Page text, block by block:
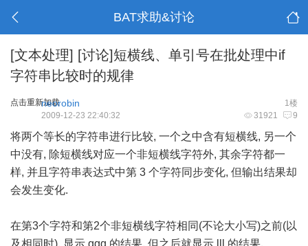
BAT求助&讨论
[文本处理] [讨论]短横线、单引号在批处理中if
字符串比较时的规律
点击重新加载 1楼
neorobin
31921 9
2009-12-23 22:40:32
将两个等长的字符串进行比较, 一个之中含有短横线, 另一个
中没有, 除短横线对应一个非短横线字符外, 其余字符都一
样, 并且字符串表达式中第 3 个字符同步变化, 但输出结果却
会发生变化.
在第3个字符和第2个非短横线字符相同(不论大小写)之前(以
及相同时), 显示 ggg 的结果, 但之后就显示 lll 的结果.